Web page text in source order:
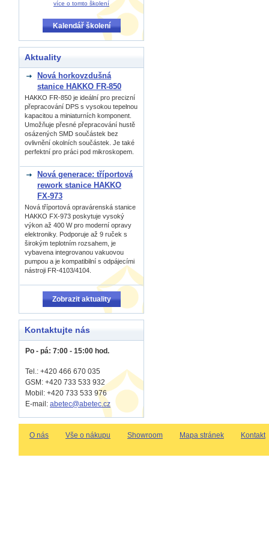
více o tomto školení
Kalendář školení
Aktuality
Nová horkovzdušná
stanice HAKKO FR-850
HAKKO FR-850 je ideální pro precizní
přepracování DPS s vysokou tepelnou
kapacitou a miniaturních komponent.
Umožňuje přesné přepracování hustě
osázených SMD součástek bez
ovlivnění okolních součástek. Je také
perfektní pro práci pod mikroskopem.
Nová generace: tříportová
rework stanice HAKKO
FX-973
Nová tříportová opravárenská stanice
HAKKO FX-973 poskytuje vysoký
výkon až 400 W pro moderní opravy
elektroniky. Podporuje až 9 ruček s
širokým teplotním rozsahem, je
vybavena integrovanou vakuovou
pumpou a je kompatibilní s odpájecími
nástroji FR-4103/4104.
Zobrazit aktuality
Kontaktujte nás
Po - pá: 7:00 - 15:00 hod.
Tel.: +420 466 670 035
GSM: +420 733 533 932
Mobil: +420 733 533 976
E-mail: abetec@abetec.cz
O nás Vše o nákupu Showroom Mapa stránek Kontakt